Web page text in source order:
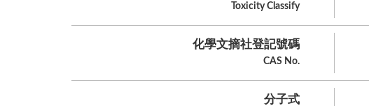
Toxicity Classify
化學文摘社登記號碼
CAS No.
分子式